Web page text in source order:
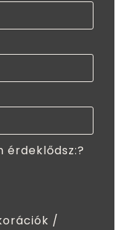
érdeklődsz:?
/